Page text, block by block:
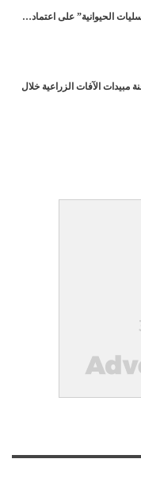
الحيوانية” على اعتماد…
مبيدات الآفات الزراعية خلال